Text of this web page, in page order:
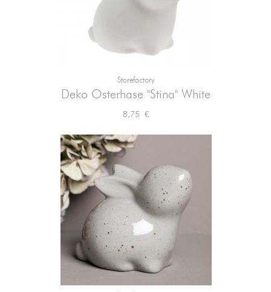
Storefactory
Deko Osterhase "Stina" White
Preis
8,75 €